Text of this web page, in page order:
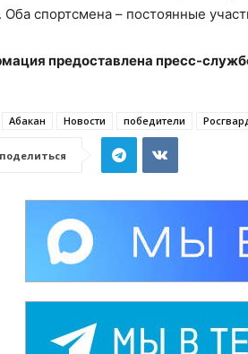
спортсмена – постоянные
предоставлена пресс-
Абакан Новости победители
поделиться